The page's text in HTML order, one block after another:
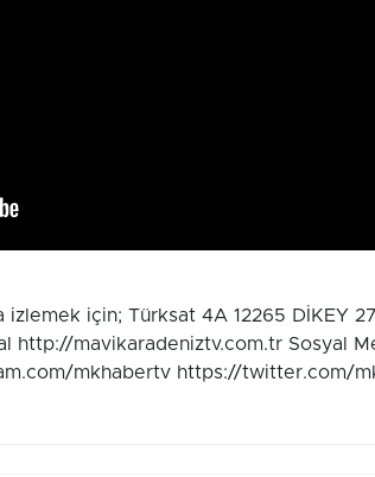
için; Türksat 4A 12265 DİKEY
http://mavikaradeniztv.com.tr Sosyal
mkhabertv https://twitter.com/